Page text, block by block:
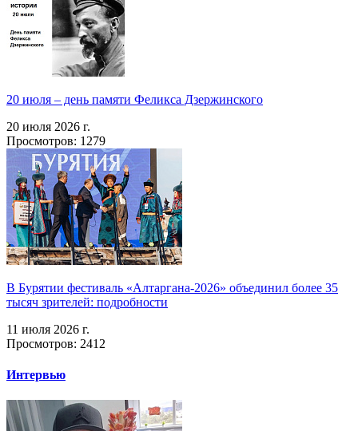
20 июля – день памяти Феликса Дзержинского
20 июля 2026 г.
Просмотров: 1279
В Бурятии фестиваль «Алтаргана-2026» объединил более 35
тысяч зрителей: подробности
11 июля 2026 г.
Просмотров: 2412
Интервью